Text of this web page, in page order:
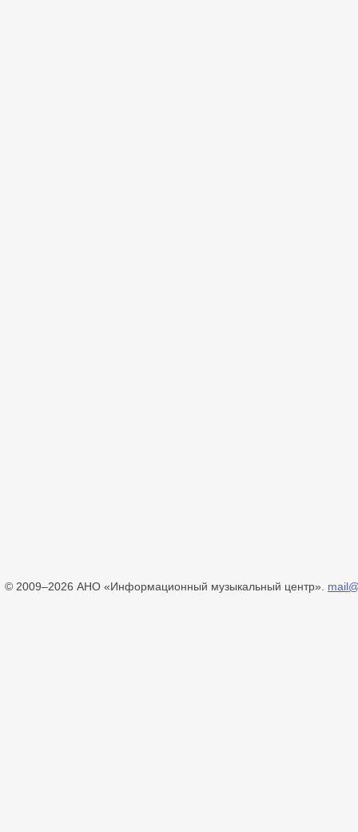
© 2009–2026 АНО «Информационный музыкальный центр».